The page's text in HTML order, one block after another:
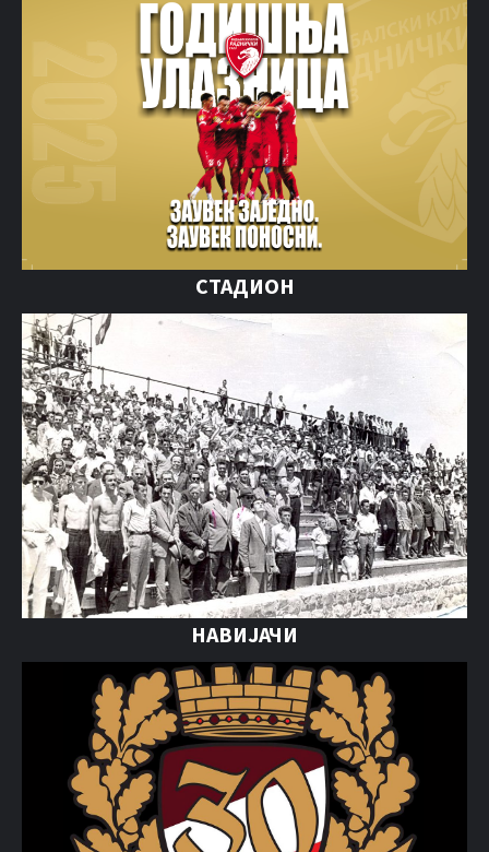
СТАДИОН
НАВИЈАЧИ